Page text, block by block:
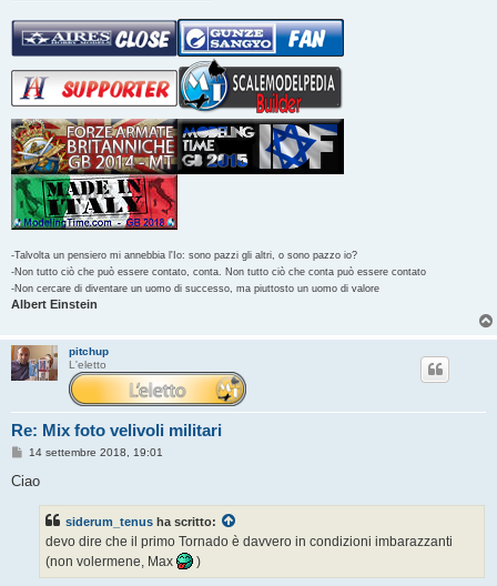
-Talvolta un pensiero mi annebbia l'Io: sono pazzi gli altri, o sono pazzo io?
-Non tutto ciò che può essere contato, conta. Non tutto ciò che conta può essere contato
-Non cercare di diventare un uomo di successo, ma piuttosto un uomo di valore
Albert Einstein
pitchup
L'eletto
Re: Mix foto velivoli militari
M
s
14 settembre 2018, 19:01
Ciao
siderum_tenus ha scritto:
devo dire che il primo Tornado è davvero in condizioni imbarazzanti
(non volermene, Max
)